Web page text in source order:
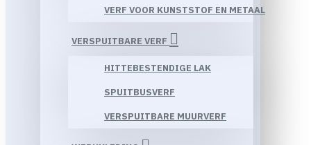
VERF VOOR KUNSTSTOF EN METAAL
VERSPUITBARE VERF
HITTEBESTENDIGE LAK
SPUITBUSVERF
VERSPUITBARE MUURVERF